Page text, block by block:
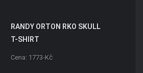
RANDY ORTON RKO SKULL
T-SHIRT
Cena: 1773-Kč